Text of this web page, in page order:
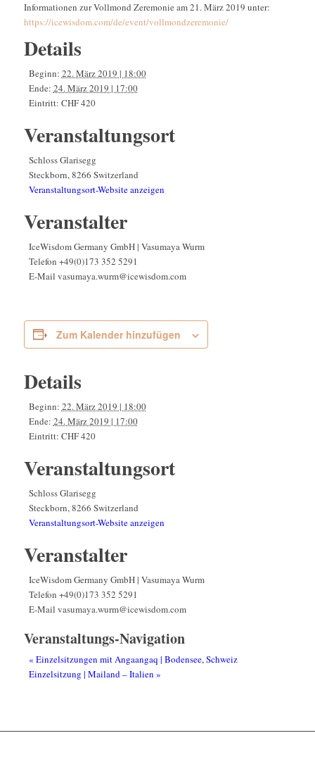
Informationen zur Vollmond Zeremonie am 21. März 2019 unter:
https://icewisdom.com/de/event/vollmondzeremonie/
Details
Beginn: 22. März 2019 | 18:00
Ende: 24. März 2019 | 17:00
Eintritt: CHF 420
Veranstaltungsort
Schloss Glarisegg
Steckborn, 8266 Switzerland
Veranstaltungsort-Website anzeigen
Veranstalter
IceWisdom Germany GmbH | Vasumaya Wurm
Telefon +49(0)173 352 5291
E-Mail vasumaya.wurm@icewisdom.com
Zum Kalender hinzufügen
Details
Beginn: 22. März 2019 | 18:00
Ende: 24. März 2019 | 17:00
Eintritt: CHF 420
Veranstaltungsort
Schloss Glarisegg
Steckborn, 8266 Switzerland
Veranstaltungsort-Website anzeigen
Veranstalter
IceWisdom Germany GmbH | Vasumaya Wurm
Telefon +49(0)173 352 5291
E-Mail vasumaya.wurm@icewisdom.com
Veranstaltungs-Navigation
« Einzelsitzungen mit Angaangaq | Bodensee, Schweiz
Einzelsitzung | Mailand – Italien »